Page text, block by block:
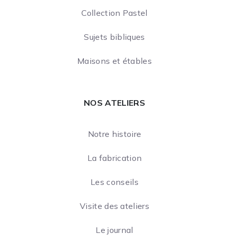
Collection Pastel
Sujets bibliques
Maisons et étables
NOS ATELIERS
Notre histoire
La fabrication
Les conseils
Visite des ateliers
Le journal